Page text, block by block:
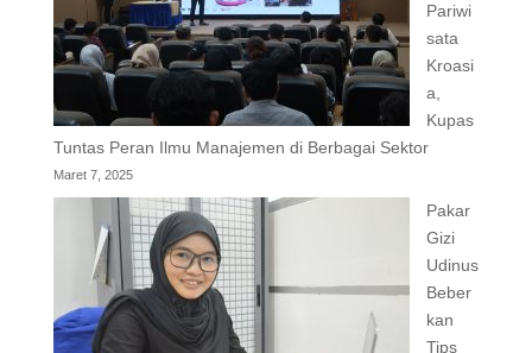
Pariwi
sata
Kroasi
a,
Kupas
Tuntas Peran Ilmu Manajemen di Berbagai Sektor
Maret 7, 2025
Pakar
Gizi
Udinus
Beber
kan
Tips